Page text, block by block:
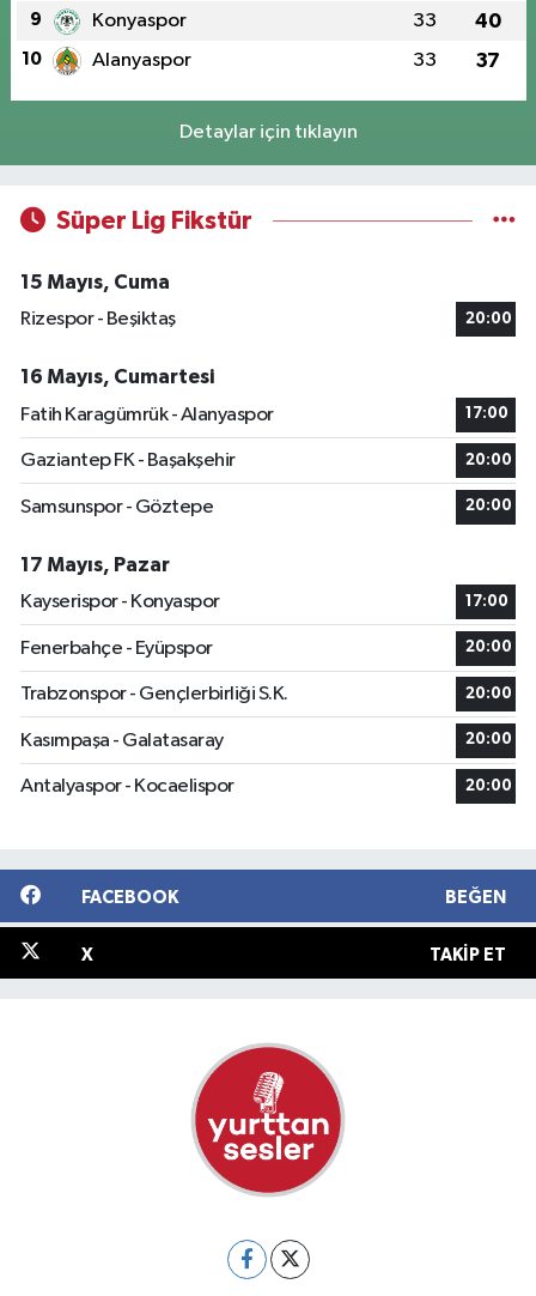
9 Konyaspor 33 40
10 Alanyaspor 33 37
Detaylar için tıklayın
Süper Lig Fikstür
15 Mayıs, Cuma
Rizespor - Beşiktaş
20:00
16 Mayıs, Cumartesi
Fatih Karagümrük - Alanyaspor
17:00
Gaziantep FK - Başakşehir 20:00
Samsunspor - Göztepe 20:00
17 Mayıs, Pazar
Kayserispor - Konyaspor
17:00
Fenerbahçe - Eyüpspor 20:00
Trabzonspor - Gençlerbirliği S.K. 20:00
Kasımpaşa - Galatasaray 20:00
Antalyaspor - Kocaelispor 20:00
FACEBOOK BEĞEN
X TAKIP ET